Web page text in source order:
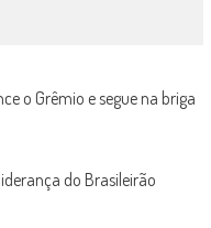
o Grêmio e segue na briga
do Brasileirão